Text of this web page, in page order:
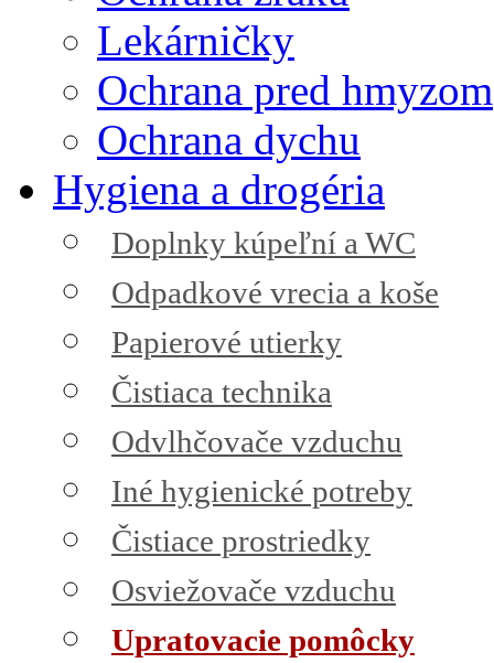
Lekárničky
Ochrana pred hmyzom
Ochrana dychu
Hygiena a drogéria
Doplnky kúpeľní a WC
Odpadkové vrecia a koše
Papierové utierky
Čistiaca technika
Odvlhčovače vzduchu
Iné hygienické potreby
Čistiace prostriedky
Osviežovače vzduchu
Upratovacie pomôcky